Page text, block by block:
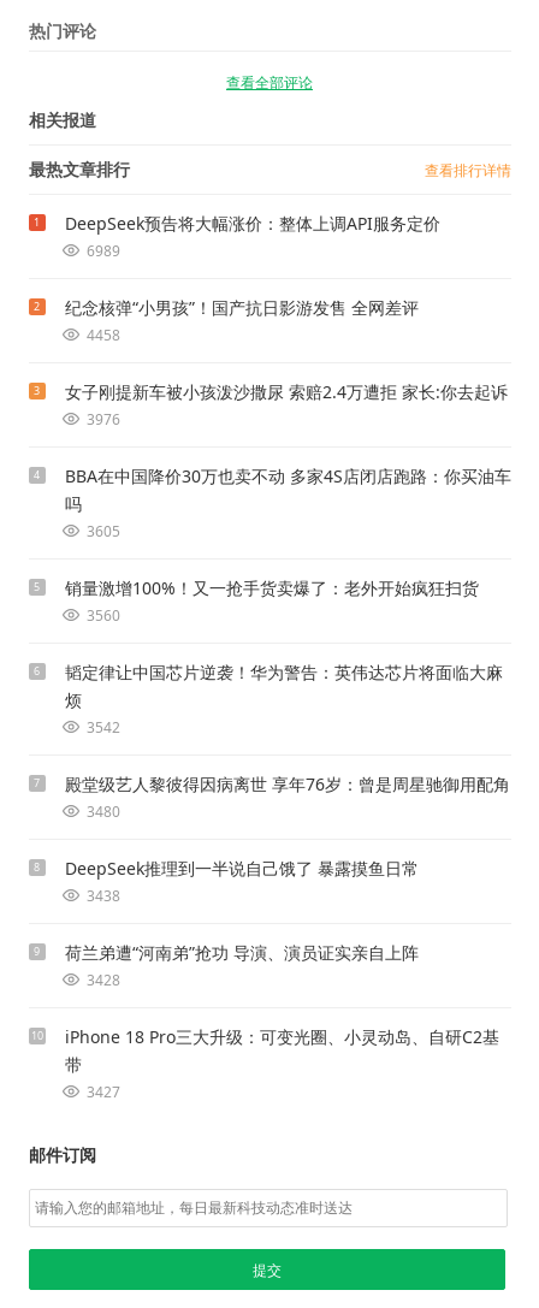
热门评论
查看全部评论
相关报道
最热文章排行 查看排行详情
1 DeepSeek预告将大幅涨价：整体上调API服务定价
6989
2 纪念核弹“小男孩”！国产抗日影游发售 全网差评
4458
3 女子刚提新车被小孩泼沙撒尿 索赔2.4万遭拒 家长:你去起诉
3976
4
BBA在中国降价30万也卖不动 多家4S店闭店跑路：你买油车
吗
3605
5 销量激增100%！又一抢手货卖爆了：老外开始疯狂扫货
3560
6
韬定律让中国芯片逆袭！华为警告：英伟达芯片将面临大麻
烦
3542
7 殿堂级艺人黎彼得因病离世 享年76岁：曾是周星驰御用配角
3480
8 DeepSeek推理到一半说自己饿了 暴露摸鱼日常
3438
9 荷兰弟遭“河南弟”抢功 导演、演员证实亲自上阵
3428
10
iPhone 18 Pro三大升级：可变光圈、小灵动岛、自研C2基
带
3427
邮件订阅